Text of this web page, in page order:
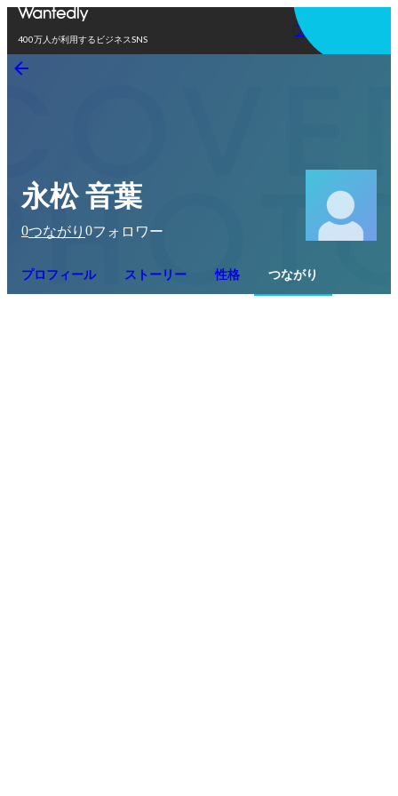
400万人が利用するビジネスSNS
アプリを使う
永松 音葉
0つながり 0フォロワー
プロフィール ストーリー 性格 つながり